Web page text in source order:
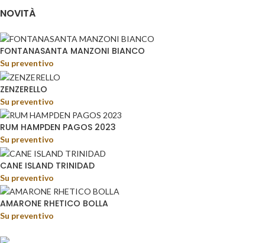
NOVITÀ
FONTANASANTA MANZONI BIANCO
Su preventivo
ZENZERELLO
Su preventivo
RUM HAMPDEN PAGOS 2023
Su preventivo
CANE ISLAND TRINIDAD
Su preventivo
AMARONE RHETICO BOLLA
Su preventivo